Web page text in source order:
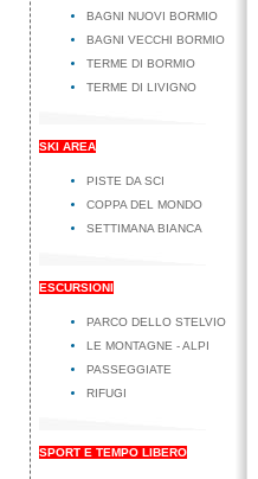
BAGNI NUOVI BORMIO
BAGNI VECCHI BORMIO
TERME DI BORMIO
TERME DI LIVIGNO
SKI AREA
PISTE DA SCI
COPPA DEL MONDO
SETTIMANA BIANCA
ESCURSIONI
PARCO DELLO STELVIO
LE MONTAGNE - ALPI
PASSEGGIATE
RIFUGI
SPORT E TEMPO LIBERO